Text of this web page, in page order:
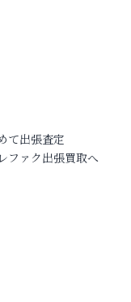
て出張査定
ファク出張買取へ